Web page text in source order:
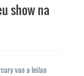
show na
vao a leilao